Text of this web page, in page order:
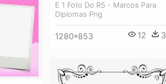
E 1 Foto Do R5 - Marcos Para
Diplomas Png
1280*853 12 3